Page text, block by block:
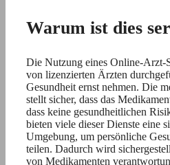
Warum ist dies
Die Nutzung eines Online-Arzt-
von lizenzierten Ärzten
Gesundheit ernst nehmen. Die
stellt sicher, dass das
dass keine gesundheitlichen
bieten viele dieser Dienste eine
Umgebung, um persönliche
teilen. Dadurch wird
von Medikamenten